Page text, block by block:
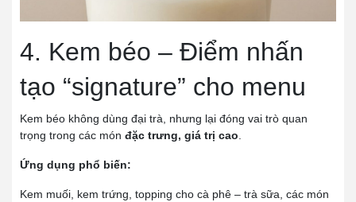
4. Kem béo – Điểm nhấn
tạo “signature” cho menu
Kem béo không dùng đại trà, nhưng lại đóng vai trò quan
trọng trong các món đặc trưng, giá trị cao
Ứng dụng phổ biến:
Kem muối, kem trứng, topping cho cà phê – trà sữa, các món